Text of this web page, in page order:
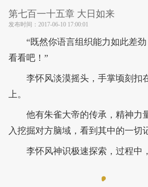
第七百一十五章 大日如来
发布时间： 2017-06-10 17:00:01
“既然你语言组织能力如此差
看看吧！”
李怀风淡漠摇头，手掌顷刻扣
上。
他有朱雀大帝的传承，精神力
入挖掘对方脑域，看到其中的一切
李怀风神识极速探索，过程中